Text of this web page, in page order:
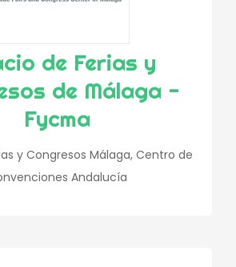
de Ferias y
de Málaga -
Fycma
y Congresos Málaga, Centro de
Andalucía